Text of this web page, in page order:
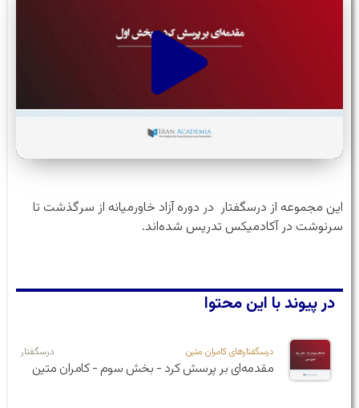
این مجموعه از درسگفتار در دوره آزاد خاورمیانه از سرگذشت تا
سرنوشت در آکادمیکس تدریس شده‌اند.
در پیوند با این محتوا
درسگفتارهای کامران متین درسگفتار
مقدمه‌ای بر پرسش کرد - بخش سوم - کامران متین